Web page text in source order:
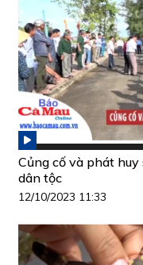
Củng cố và phát
dân tộc
12/10/2023 11:33